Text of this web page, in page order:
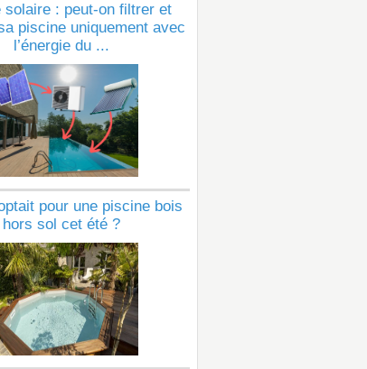
solaire : peut-on filtrer et
piscine uniquement avec
l’énergie du ...
pour une piscine bois
hors sol cet été ?